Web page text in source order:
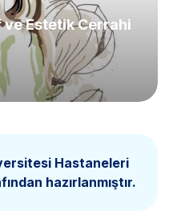
Estetik Cerrahi
Hastaneleri
hazırlanmıştır.